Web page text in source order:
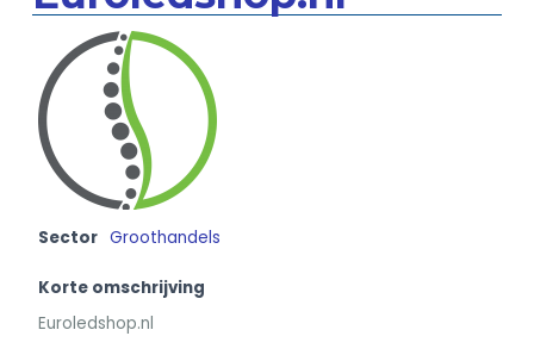
Sector Groothandels
Korte omschrijving
Euroledshop.nl